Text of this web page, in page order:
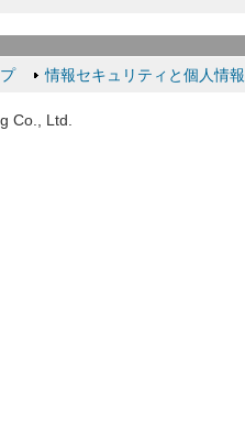
情報セキュリティと個人情
Co., Ltd.